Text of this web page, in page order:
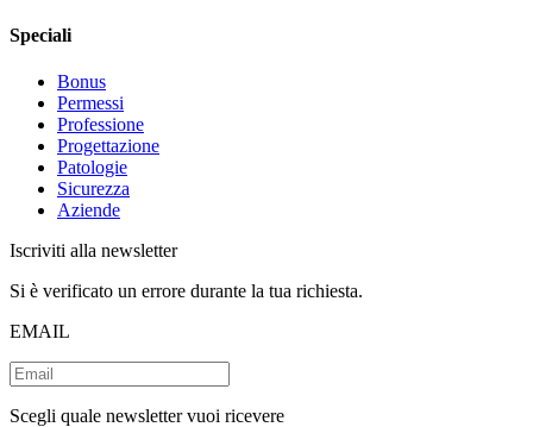
Speciali
Bonus
Permessi
Professione
Progettazione
Patologie
Sicurezza
Aziende
Iscriviti alla newsletter
Si è verificato un errore durante la tua richiesta.
EMAIL
Scegli quale newsletter vuoi ricevere